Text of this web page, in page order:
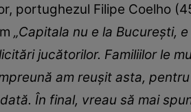
portughezul Filipe Coelho
„Capitala nu e la București,
jucătorilor. Familiilor le
am reușit asta,
În final, vreau să mai